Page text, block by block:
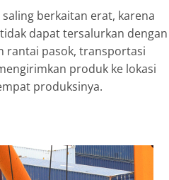
berkaitan erat, karena
dapat tersalurkan dengan
rantai pasok, transportasi
produk ke lokasi
produksinya.